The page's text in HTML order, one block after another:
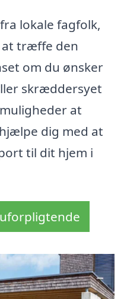
lokale fagfolk,
at træffe den
om du ønsker
skræddersyet
at
dig med at
til dit hjem i